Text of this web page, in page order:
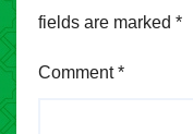
fields are marked *
Comment*